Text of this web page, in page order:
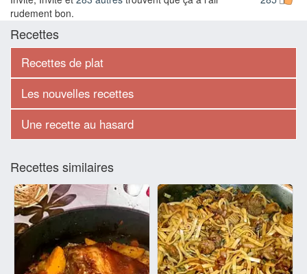
rudement bon.
Recettes
Recettes de plat
Les nouvelles recettes
Une recette au hasard
Recettes similaires